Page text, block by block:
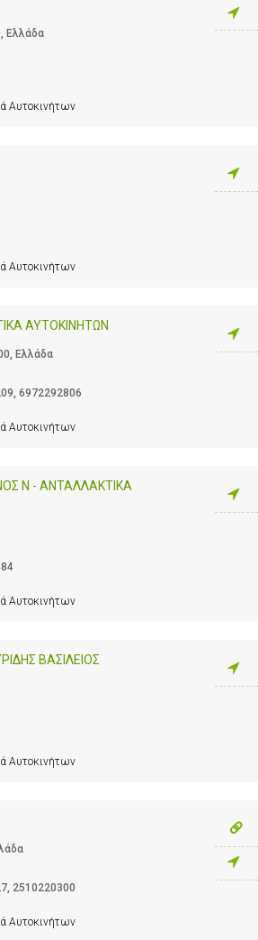
Ελλάδα
Αυτοκινήτων
Αυτοκινήτων
ΑΥΤΟΚΙΝΗΤΩΝ
Ελλάδα
, 6972292806
Αυτοκινήτων
Ν - ΑΝΤΑΛΛΑΚΤΙΚΑ
Αυτοκινήτων
ΒΑΣΙΛΕΙΟΣ
Αυτοκινήτων
, 2510220300
Αυτοκινήτων